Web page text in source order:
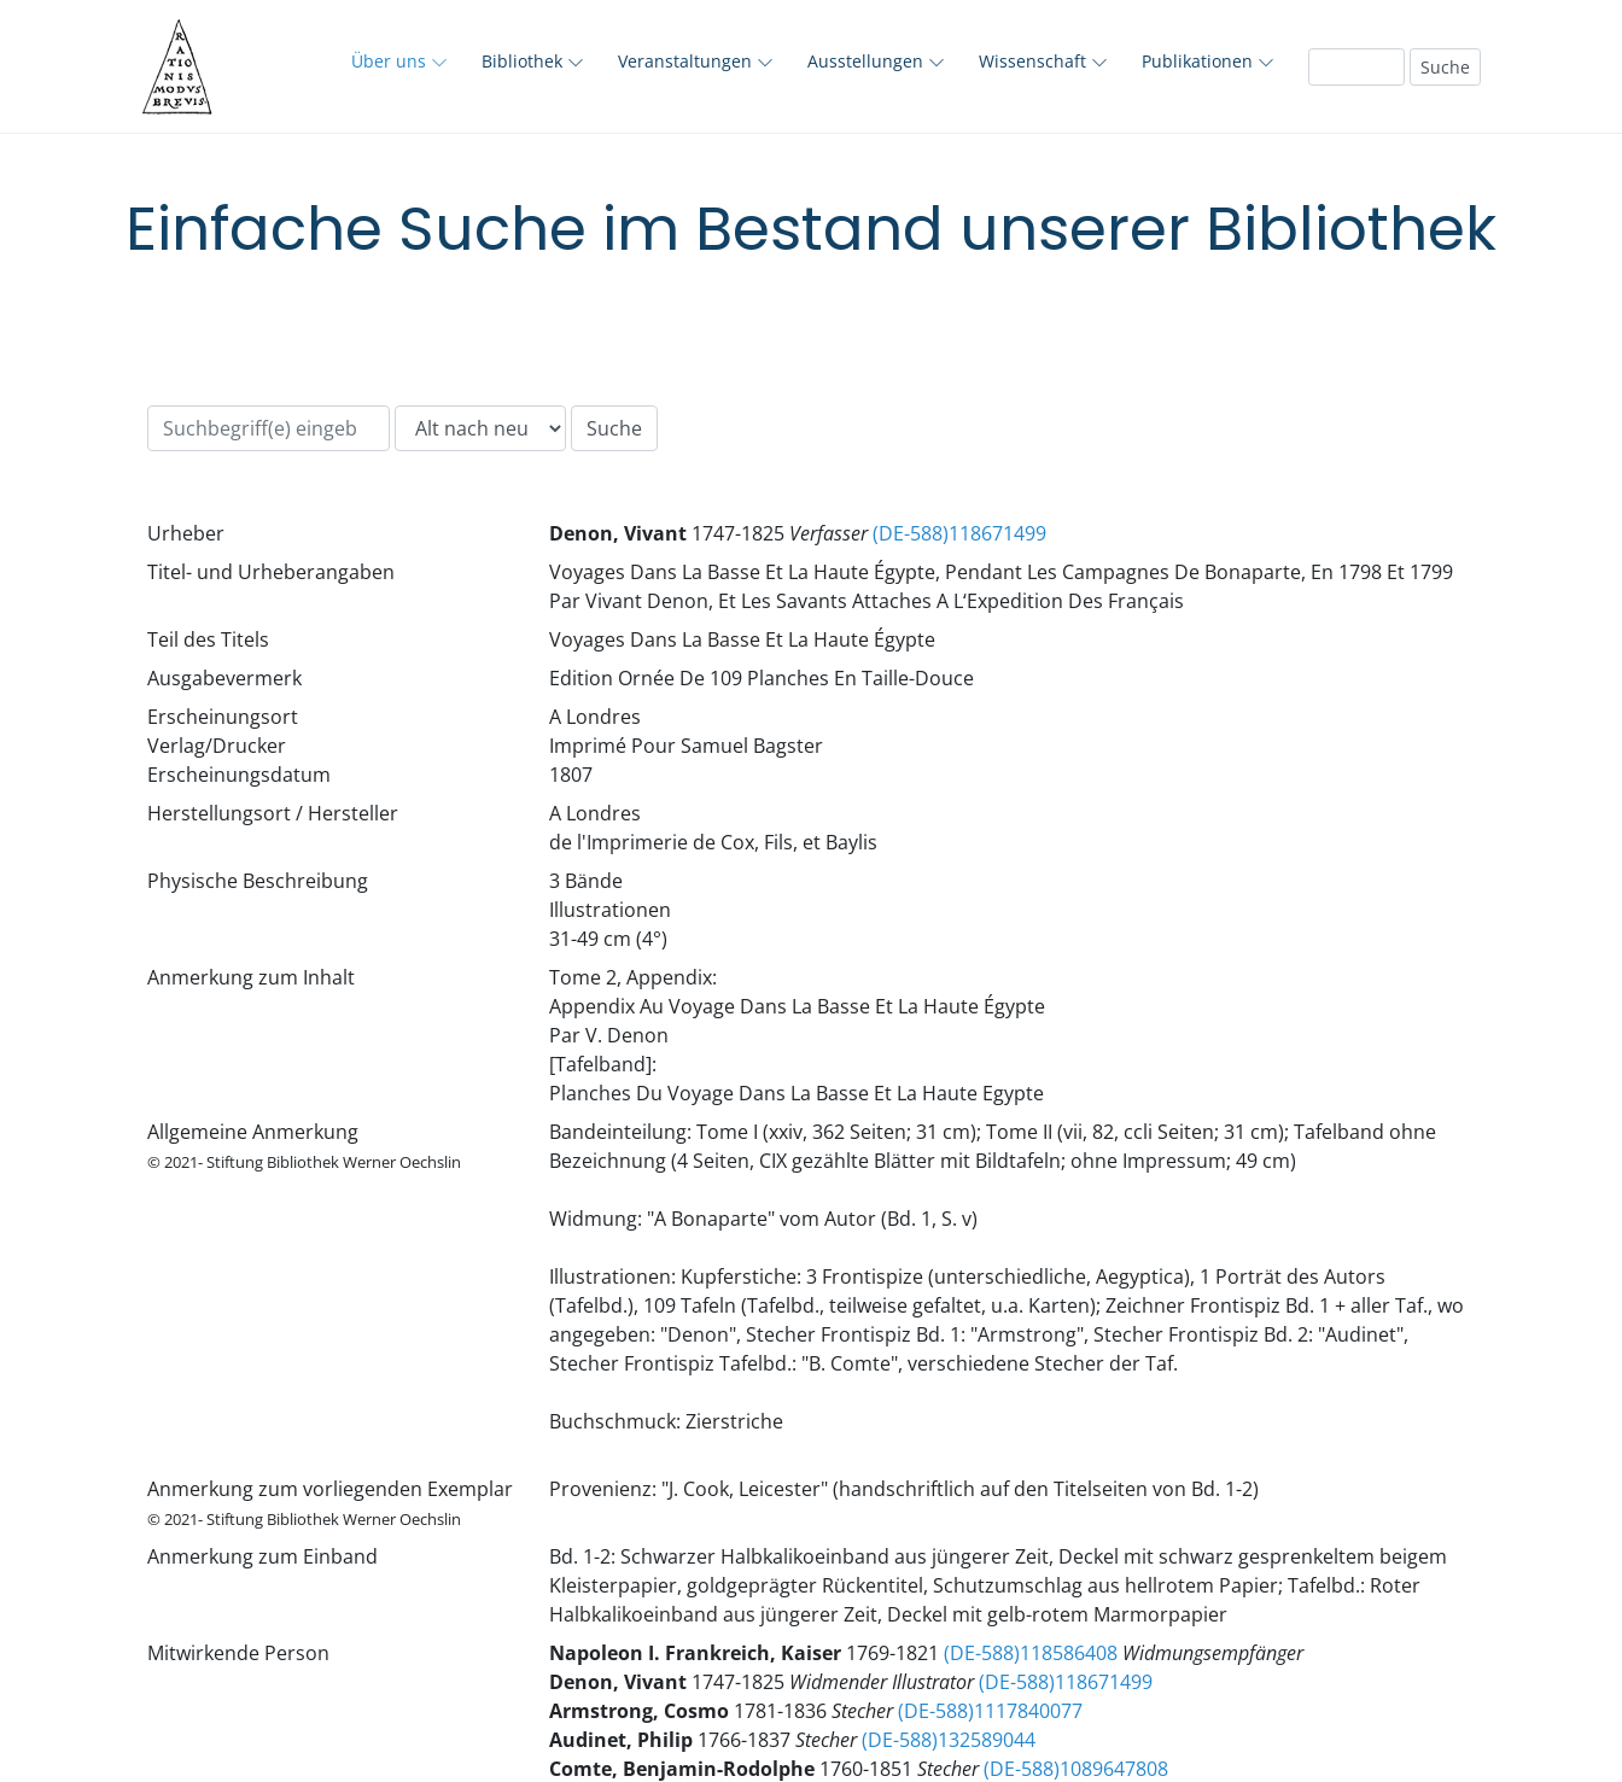
Über uns Bibliothek Veranstaltungen Ausstellungen Wissenschaft Publikationen
Einfache Suche im Bestand unserer Bibliothek
Urheber Denon, Vivant1747-1825 Verfasser(DE-588)118671499
Titel- und Urheberangaben
Voyages Dans La Basse Et La Haute Égypte, Pendant Les Campagnes De Bonaparte, En 1798 Et 1799
Par Vivant Denon, Et Les Savants Attaches A L‘Expedition Des Français
Teil des Titels
Voyages Dans La Basse Et La Haute Égypte
Ausgabevermerk
Edition Ornée De 109 Planches En Taille-Douce
Erscheinungsort
Verlag/Drucker
Erscheinungsdatum
A Londres
Imprimé Pour Samuel Bagster
1807
Herstellungsort / Hersteller
A Londres
de l'Imprimerie de Cox, Fils, et Baylis
Physische Beschreibung
3 Bände
Illustrationen
31-49 cm (4°)
Anmerkung zum Inhalt
Tome 2, Appendix:
Appendix Au Voyage Dans La Basse Et La Haute Égypte
Par V. Denon
[Tafelband]:
Planches Du Voyage Dans La Basse Et La Haute Egypte
Allgemeine Anmerkung
© 2021- Stiftung Bibliothek Werner Oechslin
Bandeinteilung: Tome I (xxiv, 362 Seiten; 31 cm); Tome II (vii, 82, ccli Seiten; 31 cm); Tafelband ohne
Bezeichnung (4 Seiten, CIX gezählte Blätter mit Bildtafeln; ohne Impressum; 49 cm)
Widmung: "A Bonaparte" vom Autor (Bd. 1, S. v)
Illustrationen: Kupferstiche: 3 Frontispize (unterschiedliche, Aegyptica), 1 Porträt des Autors
(Tafelbd.), 109 Tafeln (Tafelbd., teilweise gefaltet, u.a. Karten); Zeichner Frontispiz Bd. 1 + aller Taf., wo
angegeben: "Denon", Stecher Frontispiz Bd. 1: "Armstrong", Stecher Frontispiz Bd. 2: "Audinet",
Stecher Frontispiz Tafelbd.: "B. Comte", verschiedene Stecher der Taf.
Buchschmuck: Zierstriche
Anmerkung zum vorliegenden Exemplar
© 2021- Stiftung Bibliothek Werner Oechslin
Provenienz: "J. Cook, Leicester" (handschriftlich auf den Titelseiten von Bd. 1-2)
Anmerkung zum Einband
Bd. 1-2: Schwarzer Halbkalikoeinband aus jüngerer Zeit, Deckel mit schwarz gesprenkeltem beigem
Kleisterpapier, goldgeprägter Rückentitel, Schutzumschlag aus hellrotem Papier; Tafelbd.: Roter
Halbkalikoeinband aus jüngerer Zeit, Deckel mit gelb-rotem Marmorpapier
Mitwirkende Person
Napoleon I. Frankreich, Kaiser1769-1821 (DE-588)118586408 Widmungsempfänger
Denon, Vivant1747-1825 WidmenderIllustrator(DE-588)118671499
Armstrong, Cosmo1781-1836Stecher(DE-588)1117840077
Audinet, Philip1766-1837Stecher(DE-588)132589044
Comte, Benjamin-Rodolphe1760-1851 Stecher(DE-588)1089647808